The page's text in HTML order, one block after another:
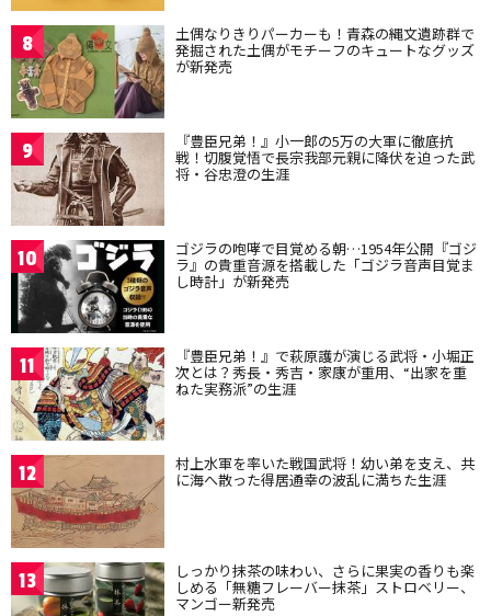
8 土偶なりきりパーカーも！青森の縄文遺跡群で
発掘された土偶がモチーフのキュートなグッズ
が新発売
9 『豊臣兄弟！』小一郎の5万の大軍に徹底抗
戦！切腹覚悟で長宗我部元親に降伏を迫った武
将・谷忠澄の生涯
10 ゴジラの咆哮で目覚める朝…1954年公開『ゴジ
ラ』の貴重音源を搭載した「ゴジラ音声目覚ま
し時計」が新発売
11 『豊臣兄弟！』で萩原護が演じる武将・小堀正
次とは？秀長・秀吉・家康が重用、“出家を重
ねた実務派”の生涯
12 村上水軍を率いた戦国武将！幼い弟を支え、共
に海へ散った得居通幸の波乱に満ちた生涯
13 しっかり抹茶の味わい、さらに果実の香りも楽
しめる「無糖フレーバー抹茶」ストロベリー、
マンゴー新発売